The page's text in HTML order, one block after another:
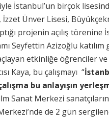
İstanbul’un birçok
Ünver Lisesi,
projenin açılış törenine
Seyfettin Azizoğlu katılım
etkinliğe öğrenciler
Kaya, bu çalışmayı “
bu anlayışın
Sanat Merkezi
de 2 gün